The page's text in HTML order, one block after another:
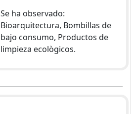
Se ha observado:
Bioarquitectura, Bombillas de
bajo consumo, Productos de
limpieza ecològicos.